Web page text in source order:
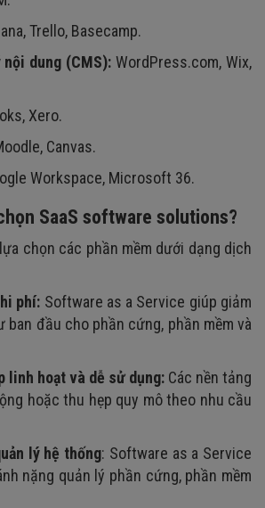
Trello, Basecamp.
dung (CMS): WordPress.com, Wix,
Xero.
Canvas.
Workspace, Microsoft 36.
SaaS software solutions?
chọn các phần mềm dưới dạng dịch
phí: Software as a Service giúp giảm
đầu cho phần cứng, phần mềm và
linh hoạt và dễ sử dụng: Các nền tảng
hoặc thu hẹp quy mô theo nhu cầu
lý hệ thống: Software as a Service
nặng quản lý phần cứng, phần mềm